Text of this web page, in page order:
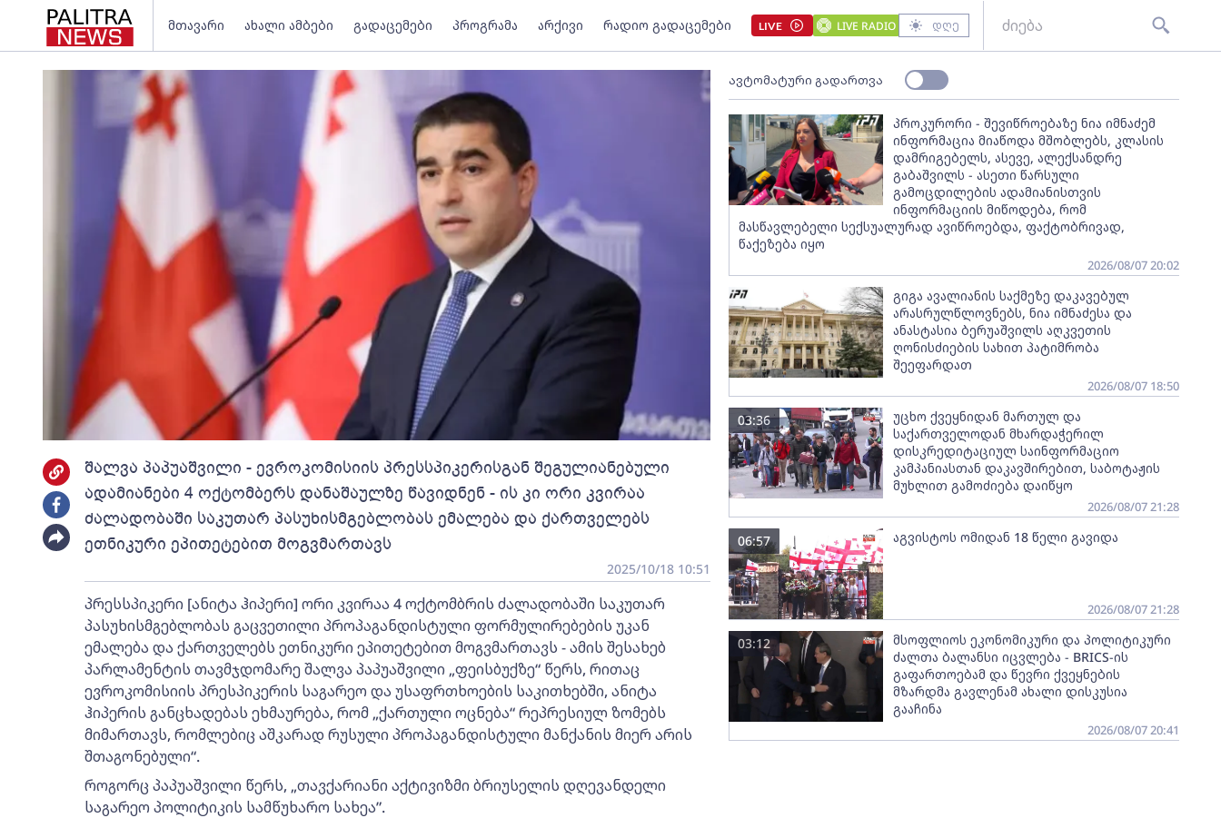
მთავარი ახალი ამბები გადაცემები პროგრამა არქივი რადიო გადაცემები LIVE LIVE RADIO დღე
შალვა პაპუაშვილი - ევროკომისიის პრესსპიკერისგან შეგულიანებული
ადამიანები 4 ოქტომბერს დანაშაულზე წავიდნენ - ის კი ორი კვირაა
ძალადობაში საკუთარ პასუხისმგებლობას ემალება და ქართველებს
ეთნიკური ეპითეტებით მოგვმართავს
2025/10/18 10:51
პრესსპიკერი [ანიტა ჰიპერი] ორი კვირაა 4 ოქტომბრის ძალადობაში საკუთარ
პასუხისმგებლობას გაცვეთილი პროპაგანდისტული ფორმულირებების უკან
ემალება და ქართველებს ეთნიკური ეპითეტებით მოგვმართავს - ამის შესახებ
პარლამენტის თავმჯდომარე შალვა პაპუაშვილი „ფეისბუქზე“ წერს, რითაც
ევროკომისიის პრესპიკერის საგარეო და უსაფრთხოების საკითხებში, ანიტა
ჰიპერის განცხადებას ეხმაურება, რომ „ქართული ოცნება“ რეპრესიულ ზომებს
მიმართავს, რომლებიც აშკარად რუსული პროპაგანდისტული მანქანის მიერ არის
შთაგონებული“.
როგორც პაპუაშვილი წერს, „თავქარიანი აქტივიზმი ბრიუსელის დღევანდელი
საგარეო პოლიტიკის სამწუხარო სახეა”.
ავტომატური გადართვა
პროკურორი - შევიწროებაზე ნია იმნაძემ
ინფორმაცია მიაწოდა მშობლებს, კლასის
დამრიგებელს, ასევე, ალექსანდრე
გაბაშვილს - ასეთი წარსული
გამოცდილების ადამიანისთვის
ინფორმაციის მიწოდება, რომ
მასწავლებელი სექსუალურად ავიწროებდა, ფაქტობრივად,
წაქეზება იყო
2026/08/07 20:02
გიგა ავალიანის საქმეზე დაკავებულ
არასრულწლოვნებს, ნია იმნაძესა და
ანასტასია ბერუაშვილს აღკვეთის
ღონისძიების სახით პატიმრობა
შეეფარდათ
2026/08/07 18:50
უცხო ქვეყნიდან მართულ და
საქართველოდან მხარდაჭერილ
დისკრედიტაციულ საინფორმაციო
კამპანიასთან დაკავშირებით, საბოტაჟის
მუხლით გამოძიება დაიწყო
03:36
2026/08/07 21:28
აგვისტოს ომიდან 18 წელი გავიდა
06:57
2026/08/07 21:28
მსოფლიოს ეკონომიკური და პოლიტიკური
ძალთა ბალანსი იცვლება - BRICS-ის
გაფართოებამ და წევრი ქვეყნების
მზარდმა გავლენამ ახალი დისკუსია
გააჩინა
03:12
2026/08/07 20:41